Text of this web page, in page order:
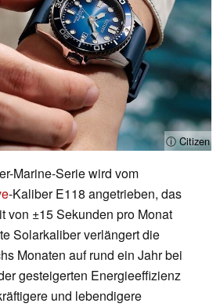
ⓘ Citizen
Marine-Serie wird vom
-Kaliber E118 angetrieben, das
von ±15 Sekunden pro Monat
Solarkaliber verlängert die
Monaten auf rund ein Jahr bei
gesteigerten Energieeffizienz
und lebendigere